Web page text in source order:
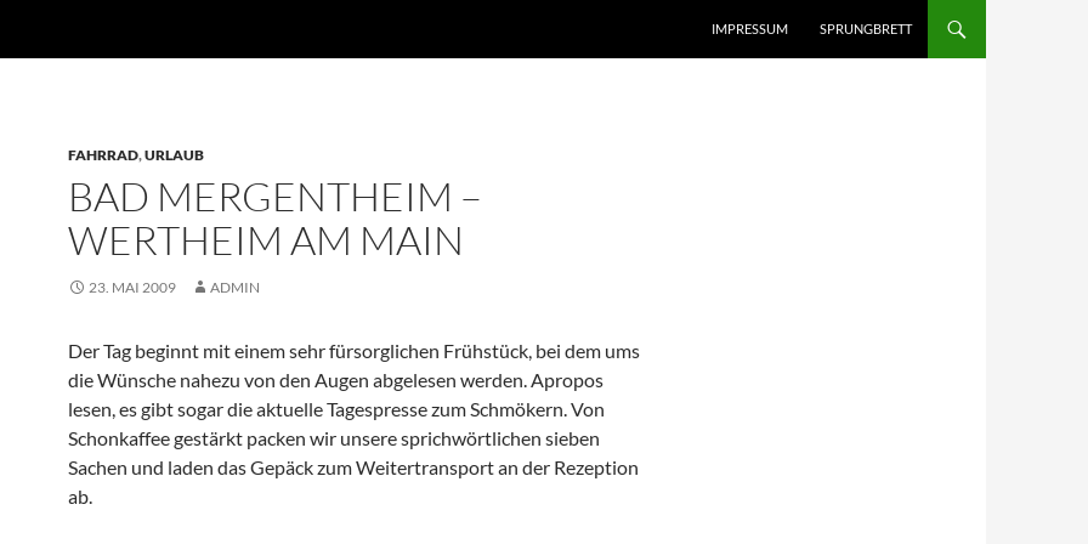
IMPRESSUM SPRUNGBRETT
FAHRRAD,URLAUB
BAD MERGENTHEIM –
WERTHEIM AM MAIN
23. MAI 2009 ADMIN
Der Tag beginnt mit einem sehr fürsorglichen Frühstück, bei dem ums
die Wünsche nahezu von den Augen abgelesen werden. Apropos
lesen, es gibt sogar die aktuelle Tagespresse zum Schmökern. Von
Schonkaffee gestärkt packen wir unsere sprichwörtlichen sieben
Sachen und laden das Gepäck zum Weitertransport an der Rezeption
ab.